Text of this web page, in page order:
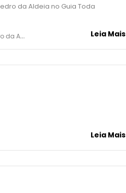
da Aldeia no Guia Toda
- RJ Leia Mais
Leia Mais